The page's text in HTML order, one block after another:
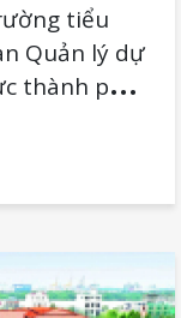
tiểu
Quản lý dự
thành phố
Long